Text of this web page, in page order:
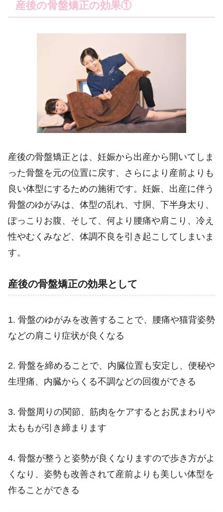
産後の骨盤矯正の効果①
産後の骨盤矯正とは、妊娠から出産から開いてしま
った骨盤を元の位置に戻す、さらにより産前よりも
良い体型にするための施術です。妊娠、出産に伴う
骨盤のゆがみは、体型の乱れ、寸胴、下半身太り、
ぽっこりお腹、そして、何より腰痛や肩こり、冷え
性やむくみなど、体調不良を引き起こしてしまいま
す。
産後の骨盤矯正の効果として
1. 骨盤のゆがみを改善することで、腰痛や猫背姿勢
などの肩こり症状が良くなる
2. 骨盤を締めることで、内臓位置も安定し、便秘や
生理痛、内臓からくる不調などの回復ができる
3. 骨盤周りの関節、筋肉をケアするとお尻まわりや
太ももが引き締まります
4. 骨盤が整うと姿勢が良くなりますので歩き方がよ
くなり、姿勢も改善されて産前よりも美しい体型を
作ることができる